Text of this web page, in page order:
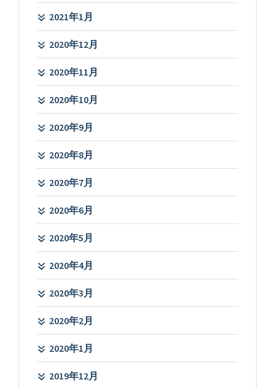
2021年1月
2020年12月
2020年11月
2020年10月
2020年9月
2020年8月
2020年7月
2020年6月
2020年5月
2020年4月
2020年3月
2020年2月
2020年1月
2019年12月